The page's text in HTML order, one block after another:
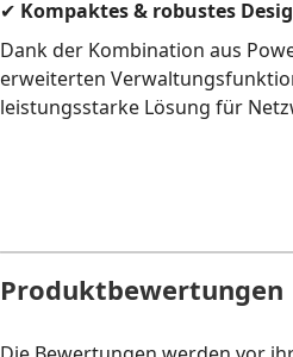
✔ Kompaktes & robustes
Dank der Kombination aus
erweiterten
leistungsstarke Lösung für
Produktbewertungen